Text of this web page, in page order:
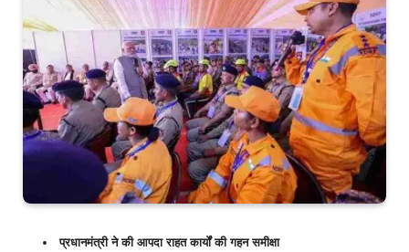
प्रधानमंत्री ने की आपदा राहत कार्यों की गहन समीक्षा